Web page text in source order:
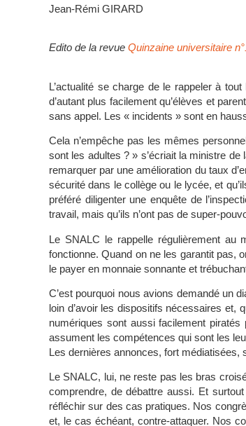
Jean-Rémi GIRARD
Edito de la revue Quinzaine universitaire
L’actualité se charge de le rappeler à
d’autant plus facilement qu’élèves et
sans appel. Les « incidents » sont en
Cela n’empêche pas les mêmes
sont les adultes ? » s’écriait la ministre de
remarquer par une amélioration du taux
sécurité dans le collège ou le lycée, et
préféré diligenter une enquête de
travail, mais qu’ils n’ont pas de super-
Le SNALC le rappelle régulièrement au
fonctionne. Quand on ne les garantit pas,
le payer en monnaie sonnante et
C’est pourquoi nous avions demandé un
loin d’avoir les dispositifs nécessaires et,
numériques sont aussi facilement
assument les compétences qui sont les
Les dernières annonces, fort
Le SNALC, lui, ne reste pas les bras
comprendre, de débattre aussi. Et
réfléchir sur des cas pratiques. Nos
et, le cas échéant, contre-attaquer. Nos